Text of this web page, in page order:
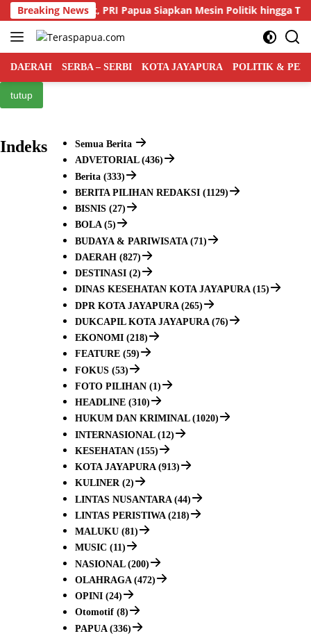
Langsung
ke
konten
Breaking News
Kian Ketat, PRI Papua Siapkan Mesin Politik hingga
DAERAH SERBA – SERBI KOTA JAYAPURA POLITIK &
tutup
Indeks
Semua Berita
ADVETORIAL (436)
Berita (333)
BERITA PILIHAN REDAKSI (1129)
BISNIS (27)
BOLA (5)
BUDAYA & PARIWISATA (71)
DAERAH (827)
DESTINASI (2)
DINAS KESEHATAN KOTA JAYAPURA (15)
DPR KOTA JAYAPURA (265)
DUKCAPIL KOTA JAYAPURA (76)
EKONOMI (218)
FEATURE (59)
FOKUS (53)
FOTO PILIHAN (1)
HEADLINE (310)
HUKUM DAN KRIMINAL (1020)
INTERNASIONAL (12)
KESEHATAN (155)
KOTA JAYAPURA (913)
KULINER (2)
LINTAS NUSANTARA (44)
LINTAS PERISTIWA (218)
MALUKU (81)
MUSIC (11)
NASIONAL (200)
OLAHRAGA (472)
OPINI (24)
Otomotif (8)
PAPUA (336)